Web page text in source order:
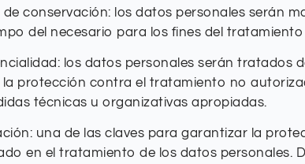
conservación: los datos personales serán
del necesario para los fines del
los datos personales serán
la protección contra el tratamiento no
técnicas u organizativas apropiadas.
una de las claves para garantizar la
en el tratamiento de los datos personales.